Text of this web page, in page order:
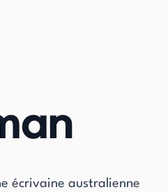
écrivaine australienne